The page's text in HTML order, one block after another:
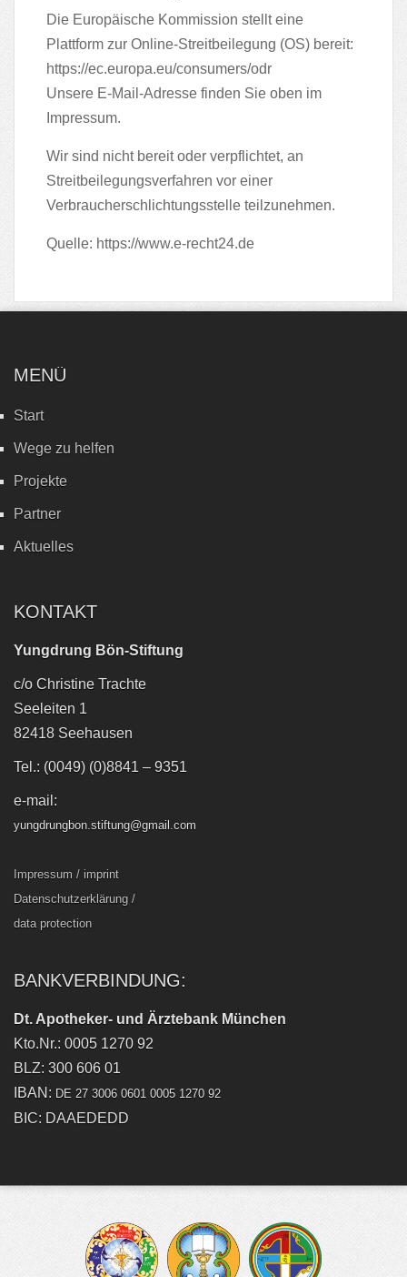
Die Europäische Kommission stellt eine
Plattform zur Online-Streitbeilegung (OS) bereit:
https://ec.europa.eu/consumers/odr
Unsere E-Mail-Adresse finden Sie oben im
Impressum.
Wir sind nicht bereit oder verpflichtet, an
Streitbeilegungsverfahren vor einer
Verbraucherschlichtungsstelle teilzunehmen.
Quelle: https://www.e-recht24.de
MENÜ
Start
Wege zu helfen
Projekte
Partner
Aktuelles
KONTAKT
Yungdrung Bön-Stiftung
c/o Christine Trachte
Seeleiten 1
82418 Seehausen
Tel.: (0049) (0)8841 – 9351
e-mail:
yungdrungbon.stiftung@gmail.com
Impressum / imprint
Datenschutzerklärung /
data protection
BANKVERBINDUNG:
Dt. Apotheker- und Ärztebank München
Kto.Nr.: 0005 1270 92
BLZ: 300 606 01
IBAN: DE 27 3006 0601 0005 1270 92
BIC: DAAEDEDD